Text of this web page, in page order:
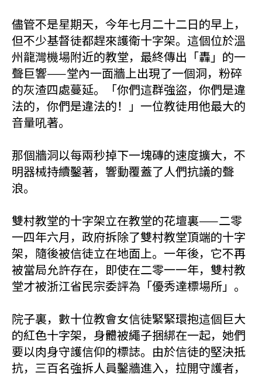
儘管不是星期天，今年七月二十二日的早上，
但不少基督徒都趕來護衛十字架。這個位於溫
州龍灣機場附近的教堂，最終傳出「轟」的一
聲巨響——堂內一面牆上出現了一個洞，粉碎
的灰渣四處蔓延。「你們這群強盜，你們是違
法的，你們是違法的！」一位教徒用他最大的
音量吼著。
那個牆洞以每兩秒掉下一塊磚的速度擴大，不
明器械持續鑿著，響動覆蓋了人們抗議的聲
浪。
雙村教堂的十字架立在教堂的花壇裏——二零
一四年六月，政府拆除了雙村教堂頂端的十字
架，隨後被信徒立在地面上。一年後，它不再
被當局允許存在，即使在二零一一年，雙村教
堂才被浙江省民宗委評為「優秀達標場所」。
院子裏，數十位教會女信徒緊緊環抱這個巨大
的紅色十字架，身體被繩子捆綁在一起，她們
要以肉身守護信仰的標誌。由於信徒的堅決抵
抗，三百名強拆人員鑿牆進入，拉開守護者，